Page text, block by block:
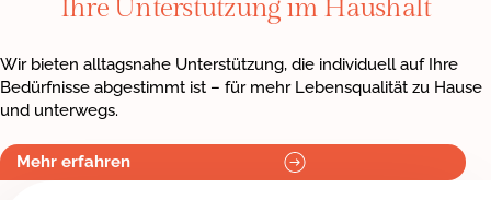
Ihre Unterstützung im Haushalt
Wir bieten alltagsnahe Unterstützung, die individuell auf Ihre
Bedürfnisse abgestimmt ist – für mehr Lebensqualität zu Hause
und unterwegs.
Mehr erfahren